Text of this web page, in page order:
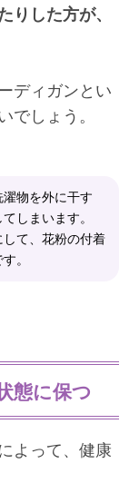
りした方が、
ディガンとい
でしょう。
物を外に干す
しまいます。
て、花粉の付着
。
態に保つ
よって、健康